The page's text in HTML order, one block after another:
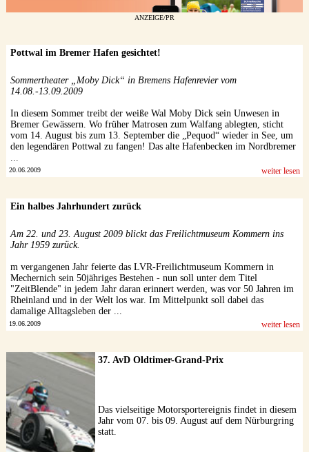
ANZEIGE/PR
Pottwal im Bremer Hafen gesichtet!
Sommertheater „Moby Dick“ in Bremens Hafenrevier vom
14.08.-13.09.2009
In diesem Sommer treibt der weiße Wal Moby Dick sein Unwesen in
Bremer Gewässern. Wo früher Matrosen zum Walfang ablegten, sticht
vom 14. August bis zum 13. September die „Pequod“ wieder in See, um
den legendären Pottwal zu fangen! Das alte Hafenbecken im Nordbremer
20.06.2009 weiter lesen
Ein halbes Jahrhundert zurück
Am 22. und 23. August 2009 blickt das Freilichtmuseum Kommern ins
Jahr 1959 zurück.
m vergangenen Jahr feierte das LVR-Freilichtmuseum Kommern in
Mechernich sein 50jähriges Bestehen - nun soll unter dem Titel
"ZeitBlende" in jedem Jahr daran erinnert werden, was vor 50 Jahren im
Rheinland und in der Welt los war. Im Mittelpunkt soll dabei das
damalige Alltagsleben der ...
19.06.2009 weiter lesen
37. AvD Oldtimer-Grand-Prix
Das vielseitige Motorsportereignis findet in diesem
Jahr vom 07. bis 09. August auf dem Nürburgring
statt.